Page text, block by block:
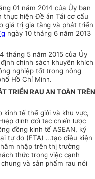
01 năm 2014 của Ủy ban
thực hiệnĐề án Tái cơ cấu
giá trị gia tăng và phát triển
ngày 10 tháng 6 năm 2013
tháng 5 năm 2015 của Ủy
chính sách khuyến khích
nghiệp tốt trong nông
Hồ Chí Minh.
TRIỂN RAU AN TOÀN TRÊN
kinh tế thế giới và khu vực,
định đối tác chiến lược
đồng kinh tế ASEAN, ký
tự do (FTA) ...tạo điều kiện
nhập trên thị trường
thức trong việc cạnh
và sản phẩm rau nói